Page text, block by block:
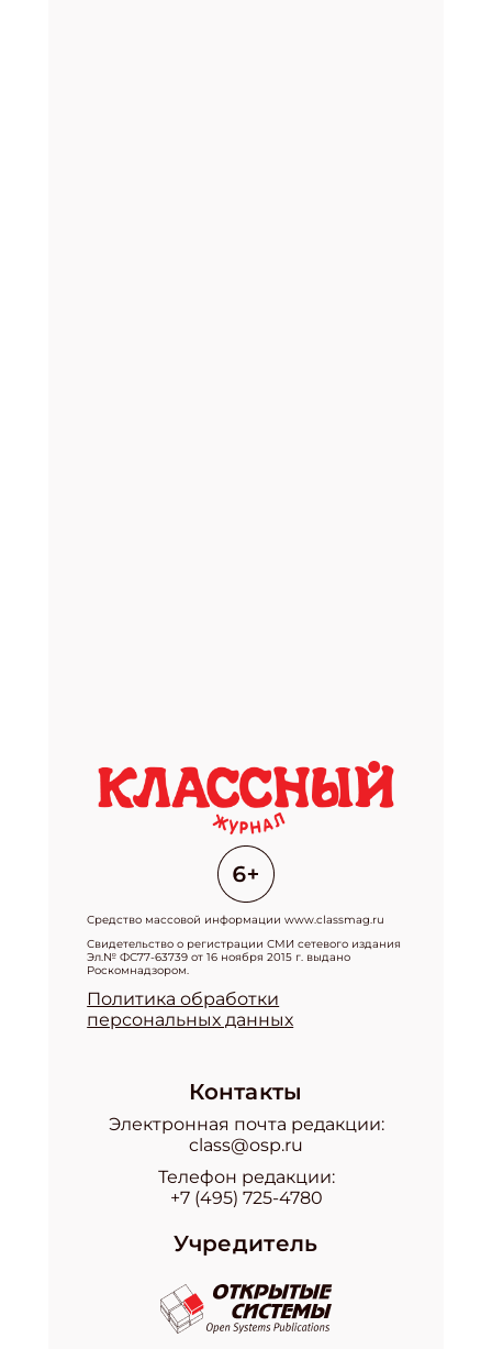
Средство массовой информации www.classmag.ru
Свидетельство о регистрации СМИ сетевого издания
Эл.№ ФС77-63739 от 16 ноября 2015 г. выдано
Роскомнадзором.
Политика обработки
персональных данных
Контакты
Электронная почта редакции:
class@osp.ru
Телефон редакции:
+7 (495) 725-4780
Учредитель